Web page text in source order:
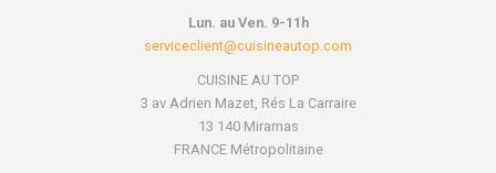
Lun. au Ven. 9-11h
serviceclient@cuisineautop.com
CUISINE AU TOP
3 av Adrien Mazet, Rés La Carraire
13 140 Miramas
FRANCE Métropolitaine